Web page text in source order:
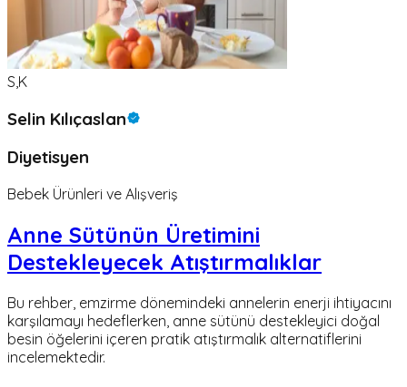
S,K
Selin Kılıçaslan
Diyetisyen
Bebek Ürünleri ve Alışveriş
Anne Sütünün Üretimini
Destekleyecek Atıştırmalıklar
Bu rehber, emzirme dönemindeki annelerin enerji ihtiyacını
karşılamayı hedeflerken, anne sütünü destekleyici doğal
besin öğelerini içeren pratik atıştırmalık alternatiflerini
incelemektedir.